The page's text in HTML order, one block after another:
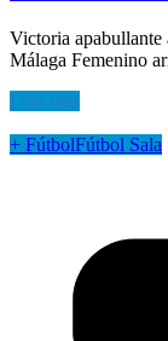
Victoria apabullante
Málaga Femenino
Leer más
+ FútbolFútbol Sala